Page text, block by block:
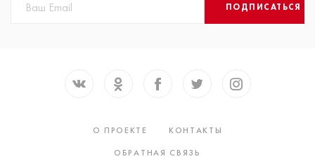
ПОДПИСАТЬСЯ
О ПРОЕКТЕ
КОНТАКТЫ
ОБРАТНАЯ СВЯЗЬ